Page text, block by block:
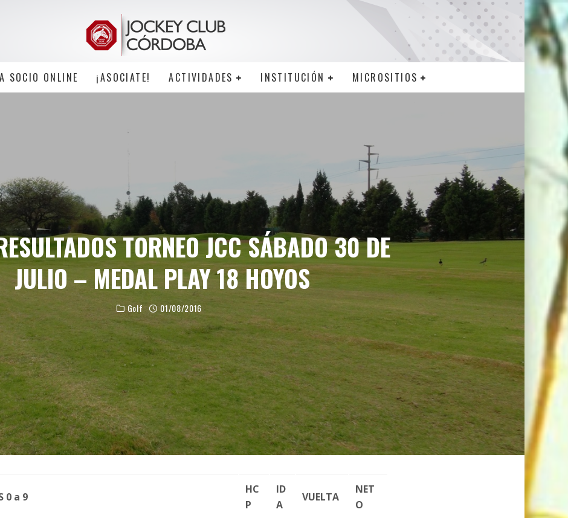
SOCIO ONLINE ¡ASOCIATE! ACTIVIDADES INSTITUCIÓN MICROSITIOS
TORNEO JCC SÁBADO 30 DE
JULIO – MEDAL PLAY 18 HOYOS
Golf 01/08/2016
0 a 9
HC
P
ID
A
VUELTA
NET
O